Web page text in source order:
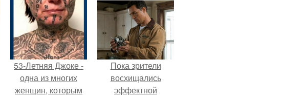
53-Летняя Джоке -
одна из многих
женщин, которым
Пока зрители
восхищались
эффектной